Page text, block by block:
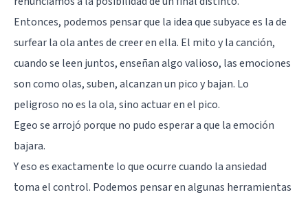
Entonces, podemos pensar que la idea que subyace es la de
surfear la ola antes de creer en ella. El mito y la canción,
cuando se leen juntos, enseñan algo valioso, las emociones
son como olas, suben, alcanzan un pico y bajan. Lo
peligroso no es la ola, sino actuar en el pico.
Egeo se arrojó porque no pudo esperar a que la emoción
bajara.
Y eso es exactamente lo que ocurre cuando la ansiedad
toma el control. Podemos pensar en algunas herramientas